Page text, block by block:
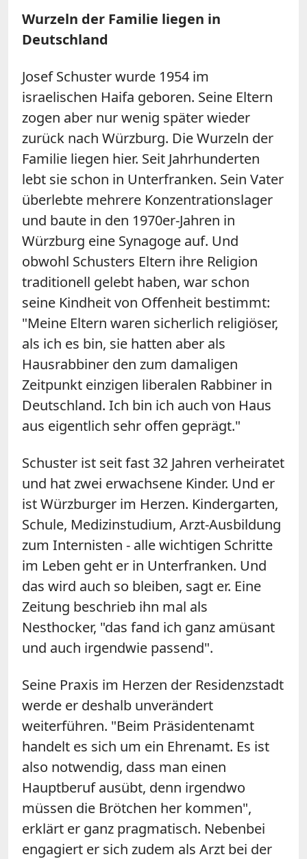
Wurzeln der Familie liegen in
Deutschland
Josef Schuster wurde 1954 im
israelischen Haifa geboren. Seine Eltern
zogen aber nur wenig später wieder
zurück nach Würzburg. Die Wurzeln der
Familie liegen hier. Seit Jahrhunderten
lebt sie schon in Unterfranken. Sein Vater
überlebte mehrere Konzentrationslager
und baute in den 1970er-Jahren in
Würzburg eine Synagoge auf. Und
obwohl Schusters Eltern ihre Religion
traditionell gelebt haben, war schon
seine Kindheit von Offenheit bestimmt:
"Meine Eltern waren sicherlich religiöser,
als ich es bin, sie hatten aber als
Hausrabbiner den zum damaligen
Zeitpunkt einzigen liberalen Rabbiner in
Deutschland. Ich bin ich auch von Haus
aus eigentlich sehr offen geprägt."
Schuster ist seit fast 32 Jahren verheiratet
und hat zwei erwachsene Kinder. Und er
ist Würzburger im Herzen. Kindergarten,
Schule, Medizinstudium, Arzt-Ausbildung
zum Internisten - alle wichtigen Schritte
im Leben geht er in Unterfranken. Und
das wird auch so bleiben, sagt er. Eine
Zeitung beschrieb ihn mal als
Nesthocker, "das fand ich ganz amüsant
und auch irgendwie passend".
Seine Praxis im Herzen der Residenzstadt
werde er deshalb unverändert
weiterführen. "Beim Präsidentenamt
handelt es sich um ein Ehrenamt. Es ist
also notwendig, dass man einen
Hauptberuf ausübt, denn irgendwo
müssen die Brötchen her kommen",
erklärt er ganz pragmatisch. Nebenbei
engagiert er sich zudem als Arzt bei der